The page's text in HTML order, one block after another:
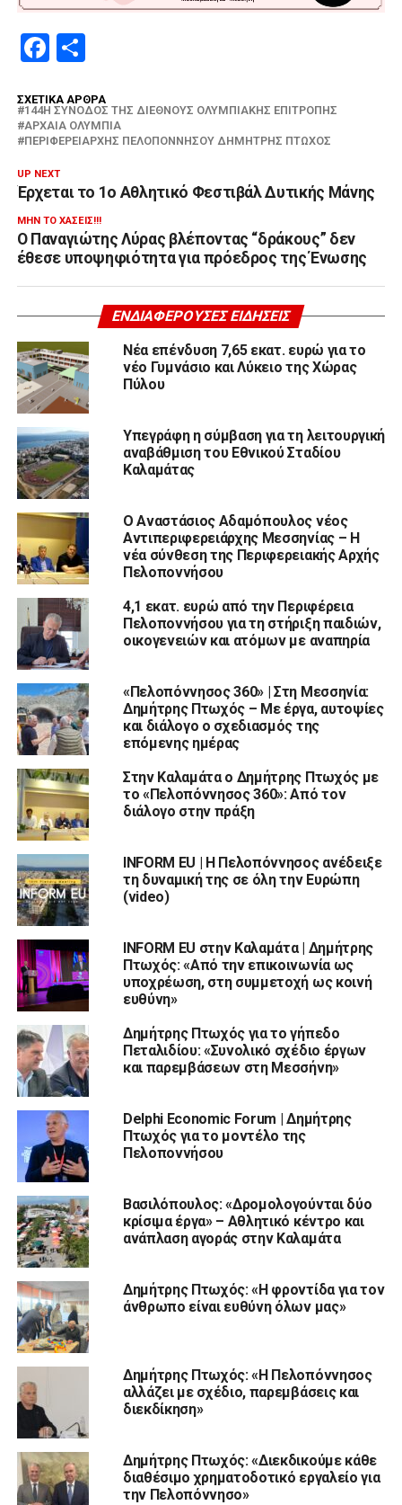
Facebook
Μοιραστείτε
ΣΧΕΤΙΚΆ ΆΡΘΡΑ
144Η ΣΎΝΟΔΟΣ ΤΗΣ ΔΙΕΘΝΟΎΣ ΟΛΥΜΠΙΑΚΉΣ ΕΠΙΤΡΟΠΉΣ
ΑΡΧΑΊΑ ΟΛΥΜΠΊΑ
ΠΕΡΙΦΕΡΕΙΆΡΧΗΣ ΠΕΛΟΠΟΝΝΉΣΟΥ ΔΗΜΉΤΡΗΣ ΠΤΩΧΌΣ
UP NEXT
Έρχεται το 1ο Αθλητικό Φεστιβάλ Δυτικής Μάνης
ΜΗΝ ΤΟ ΧΆΣΕΙΣ!!!
Ο Παναγιώτης Λύρας βλέποντας “δράκους” δεν
έθεσε υποψηφιότητα για πρόεδρος της Ένωσης
ΕΝΔΙΑΦΈΡΟΥΣΕΣ ΕΙΔΉΣΕΙΣ
Νέα επένδυση 7,65 εκατ. ευρώ για το
νέο Γυμνάσιο και Λύκειο της Χώρας
Πύλου
Υπεγράφη η σύμβαση για τη λειτουργική
αναβάθμιση του Εθνικού Σταδίου
Καλαμάτας
Ο Αναστάσιος Αδαμόπουλος νέος
Αντιπεριφερειάρχης Μεσσηνίας – Η
νέα σύνθεση της Περιφερειακής Αρχής
Πελοποννήσου
4,1 εκατ. ευρώ από την Περιφέρεια
Πελοποννήσου για τη στήριξη παιδιών,
οικογενειών και ατόμων με αναπηρία
«Πελοπόννησος 360» | Στη Μεσσηνία:
Δημήτρης Πτωχός – Με έργα, αυτοψίες
και διάλογο ο σχεδιασμός της
επόμενης ημέρας
Στην Καλαμάτα ο Δημήτρης Πτωχός με
το «Πελοπόννησος 360»: Από τον
διάλογο στην πράξη
INFORM EU | Η Πελοπόννησος ανέδειξε
τη δυναμική της σε όλη την Ευρώπη
(video)
INFORM EU στην Καλαμάτα | Δημήτρης
Πτωχός: «Από την επικοινωνία ως
υποχρέωση, στη συμμετοχή ως κοινή
ευθύνη»
Δημήτρης Πτωχός για το γήπεδο
Πεταλιδίου: «Συνολικό σχέδιο έργων
και παρεμβάσεων στη Μεσσήνη»
Delphi Economic Forum | Δημήτρης
Πτωχός για το μοντέλο της
Πελοποννήσου
Βασιλόπουλος: «Δρομολογούνται δύο
κρίσιμα έργα» – Αθλητικό κέντρο και
ανάπλαση αγοράς στην Καλαμάτα
Δημήτρης Πτωχός: «Η φροντίδα για τον
άνθρωπο είναι ευθύνη όλων μας»
Δημήτρης Πτωχός: «Η Πελοπόννησος
αλλάζει με σχέδιο, παρεμβάσεις και
διεκδίκηση»
Δημήτρης Πτωχός: «Διεκδικούμε κάθε
διαθέσιμο χρηματοδοτικό εργαλείο για
την Πελοπόννησο»